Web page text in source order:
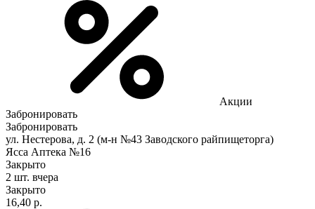
Акции
Забронировать
Забронировать
ул. Нестерова, д. 2 (м-н №43 Заводского райпищеторга)
Ясса Аптека №16
Закрыто
2 шт. вчера
Закрыто
16,40 р.